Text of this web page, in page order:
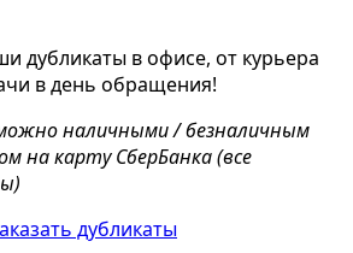
дубликаты в офисе, от курьера
в день обращения!
наличными / безналичным
на карту СберБанка (все
дубликаты